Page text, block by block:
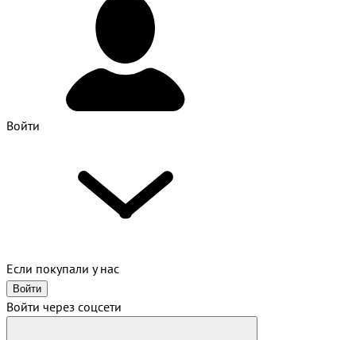
Войти
Если покупали у нас
Войти
Войти через соцсети